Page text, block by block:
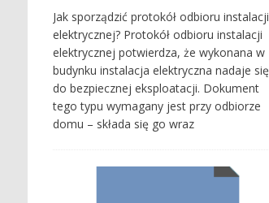
Jak sporządzić protokół odbioru instalacji
elektrycznej? Protokół odbioru instalacji
elektrycznej potwierdza, że wykonana w
budynku instalacja elektryczna nadaje się
do bezpiecznej eksploatacji. Dokument
tego typu wymagany jest przy odbiorze
domu – składa się go wraz